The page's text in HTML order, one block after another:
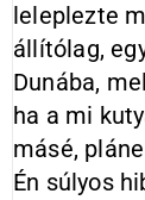
leleplezte
állítólag,
Dunába,
ha a mi
másé,
Én súlyos